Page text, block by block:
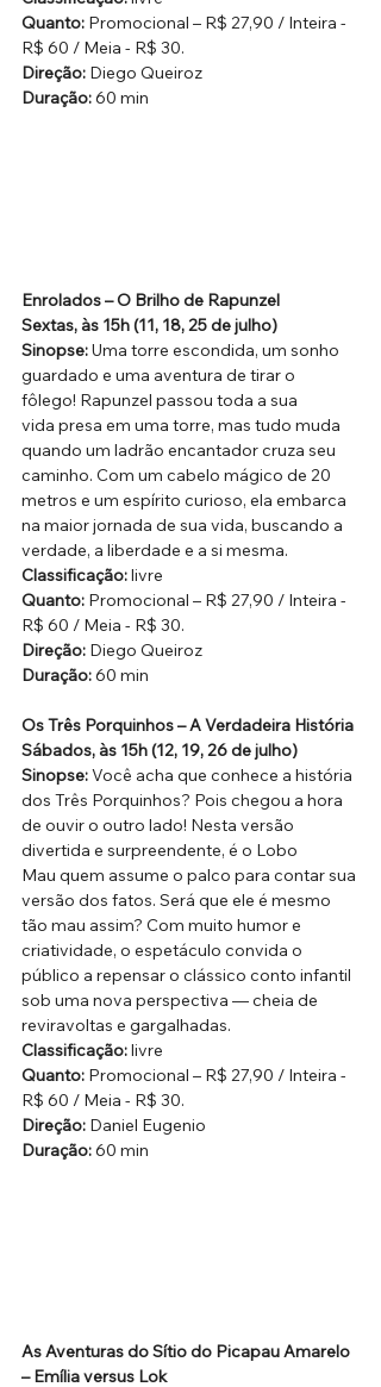
Quanto: Promocional – R$ 27,90 / Inteira -
R$ 60 / Meia - R$ 30.
Direção: Diego Queiroz
Duração: 60 min
Enrolados – O Brilho de Rapunzel
Sextas, às 15h (11, 18, 25 de julho)
Sinopse: Uma torre escondida, um sonho
guardado e uma aventura de tirar o
fôlego! Rapunzel passou toda a sua
vida presa em uma torre, mas tudo muda
quando um ladrão encantador cruza seu
caminho. Com um cabelo mágico de 20
metros e um espírito curioso, ela embarca
na maior jornada de sua vida, buscando a
verdade, a liberdade e a si mesma.
Classificação: livre
Quanto: Promocional – R$ 27,90 / Inteira -
R$ 60 / Meia - R$ 30.
Direção: Diego Queiroz
Duração: 60 min
Os Três Porquinhos – A Verdadeira História
Sábados, às 15h (12, 19, 26 de julho)
Sinopse: Você acha que conhece a história
dos Três Porquinhos? Pois chegou a hora
de ouvir o outro lado! Nesta versão
divertida e surpreendente, é o Lobo
Mau quem assume o palco para contar sua
versão dos fatos. Será que ele é mesmo
tão mau assim? Com muito humor e
criatividade, o espetáculo convida o
público a repensar o clássico conto infantil
sob uma nova perspectiva — cheia de
reviravoltas e gargalhadas.
Classificação: livre
Quanto: Promocional – R$ 27,90 / Inteira -
R$ 60 / Meia - R$ 30.
Direção: Daniel Eugenio
Duração: 60 min
As Aventuras do Sítio do Picapau Amarelo
– Emília versus Lok